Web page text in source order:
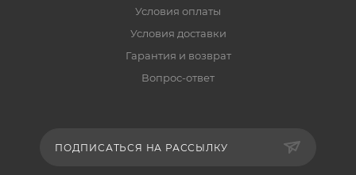
Условия оплаты
Условия доставки
Гарантия и возврат
Вопрос-ответ
ПОДПИСАТЬСЯ НА РАССЫЛКУ